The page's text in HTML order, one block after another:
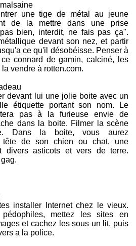
une tige de métal au jeune
de la mettre dans une prise
bien, interdit, ne fais pas ça".
devant son nez, et partir
ce qu'il désobéisse. Penser à
connard de gamin, calciné, les
vendre à rotten.com.
devant lui une jolie boite avec un
étiquette portant son nom. Le
pas à la furieuse envie de
dans la boite. Filmer la scène
Dans la boite, vous aurez
tête de son chien ou chat, une
divers asticots et vers de terre.
installer Internet chez le vieux.
mettez les sites en
et cachez les sous un lit, puis
a la police.